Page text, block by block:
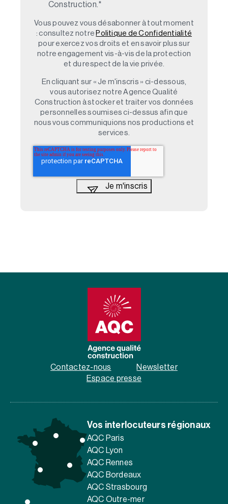
Construction. *
Vous pouvez vous désabonner à tout moment
: consultez notre Politique de Confidentialité
pour exercez vos droits et en savoir plus sur
notre engagement vis-à-vis de la protection
et du respect de la vie privée.
En cliquant sur « Je m'inscris » ci-dessous,
vous autorisez notre Agence Qualité
Construction à stocker et traiter vos données
personnelles soumises ci-dessus afin que
nous vous communiquions nos productions et
services.
Contactez-nous
Newsletter
Espace presse
Vos interlocuteurs régionaux
AQC Paris
AQC Lyon
AQC Rennes
AQC Bordeaux
AQC Strasbourg
AQC Outre-mer